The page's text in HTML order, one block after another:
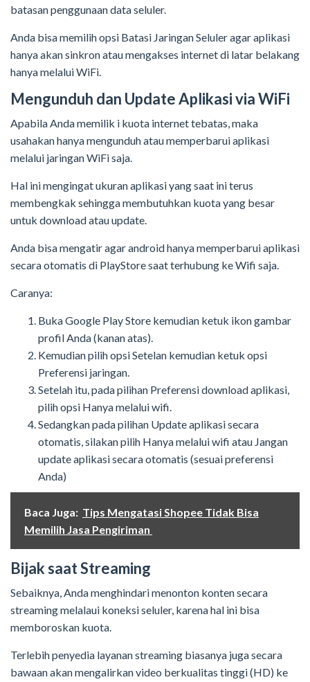
batasan penggunaan data seluler.
Anda bisa memilih opsi Batasi Jaringan Seluler agar aplikasi
hanya akan sinkron atau mengakses internet di latar belakang
hanya melalui WiFi.
Mengunduh dan Update Aplikasi via WiFi
Apabila Anda memilik i kuota internet tebatas, maka
usahakan hanya mengunduh atau memperbarui aplikasi
melalui jaringan WiFi saja.
Hal ini mengingat ukuran aplikasi yang saat ini terus
membengkak sehingga membutuhkan kuota yang besar
untuk download atau update.
Anda bisa mengatir agar android hanya memperbarui aplikasi
secara otomatis di PlayStore saat terhubung ke Wifi saja.
Caranya:
Buka Google Play Store kemudian ketuk ikon gambar
profil Anda (kanan atas).
Kemudian pilih opsi Setelan kemudian ketuk opsi
Preferensi jaringan.
Setelah itu, pada pilihan Preferensi download aplikasi,
pilih opsi Hanya melalui wifi.
Sedangkan pada pilihan Update aplikasi secara
otomatis, silakan pilih Hanya melalui wifi atau Jangan
update aplikasi secara otomatis (sesuai preferensi
Anda)
Baca Juga: Tips Mengatasi Shopee Tidak Bisa
Memilih Jasa Pengiriman
Bijak saat Streaming
Sebaiknya, Anda menghindari menonton konten secara
streaming melalaui koneksi seluler, karena hal ini bisa
memboroskan kuota.
Terlebih penyedia layanan streaming biasanya juga secara
bawaan akan mengalirkan video berkualitas tinggi (HD) ke